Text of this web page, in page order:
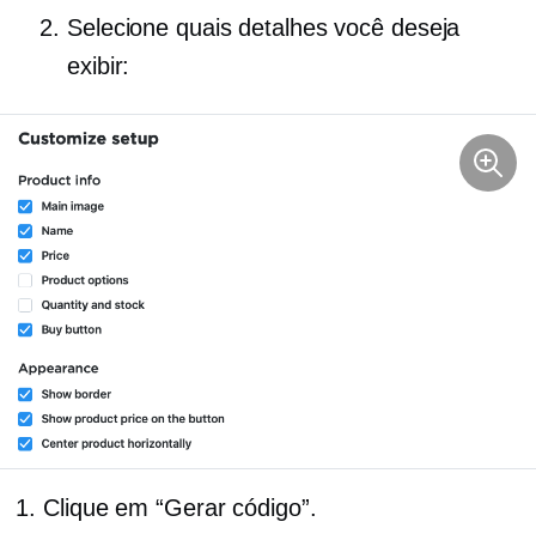
Selecione quais detalhes você deseja
exibir:
Clique em “Gerar código”.